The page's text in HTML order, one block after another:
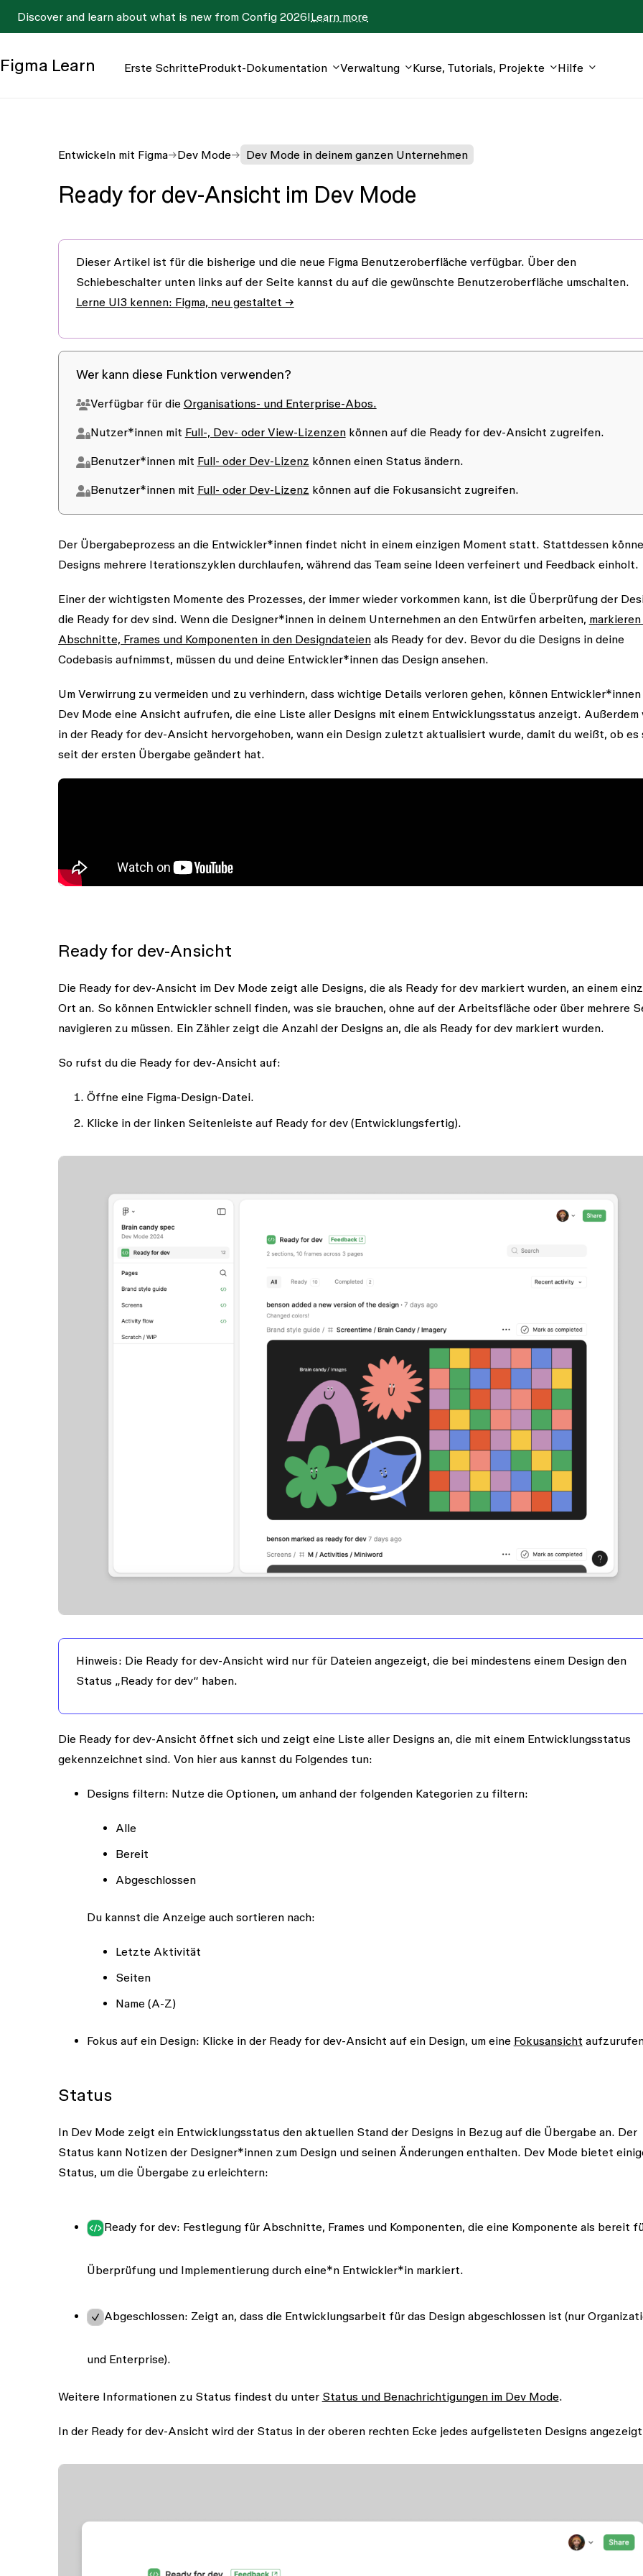
Discover and learn about what is new from Config 2026!Learn more
Figma Learn Erste SchritteProdukt-Dokumentation Verwaltung Kurse, Tutorials, Projekte Hilfe
Entwickeln mit Figma Dev Mode Dev Mode in deinem ganzen Unternehmen
Ready for dev-Ansicht im Dev Mode
Dieser Artikel ist für die bisherigeund die neue Figma Benutzeroberflächeverfügbar. Über den
Schiebeschalter unten links auf der Seite kannst du auf die gewünschte Benutzeroberfläche umschalten.
Lerne UI3 kennen: Figma, neu gestaltet →
Wer kann diese Funktion verwenden?
Verfügbar für die Organisations- und Enterprise-Abos.
Nutzer*innen mit Full-, Dev- oder View-Lizenzenkönnen auf die Ready for dev-Ansicht zugreifen.
Benutzer*innen mit Full- oder Dev-Lizenz können einen Status ändern.
Benutzer*innen mit Full- oder Dev-Lizenz können auf die Fokusansicht zugreifen.
Der Übergabeprozess an die Entwickler*innen findet nicht in einem einzigen Moment statt. Stattdessen
Designs mehrere Iterationszyklen durchlaufen, während das Team seine Ideen verfeinert und Feedback einholt.
Einer der wichtigsten Momente des Prozesses, der immer wieder vorkommen kann, ist die Überprüfung der
die Ready for dev sind. Wenn die Designer*innen in deinem Unternehmen an den Entwürfen arbeiten,
Abschnitte, Frames und Komponenten in den Designdateienals Ready for dev. Bevor du die Designs in deine
Codebasis aufnimmst, müssen du und deine Entwickler*innen das Design ansehen.
Um Verwirrung zu vermeiden und zu verhindern, dass wichtige Details verloren gehen, können Entwickler*innen
Dev Mode eine Ansicht aufrufen, die eine Liste aller Designs mit einem Entwicklungsstatus anzeigt. Außerdem
in der Ready for dev-Ansicht hervorgehoben, wann ein Design zuletzt aktualisiert wurde, damit du weißt, ob es
seit der ersten Übergabe geändert hat.
Ready for dev-Ansicht
Die Ready for dev-Ansicht im Dev Mode zeigt alle Designs, die als Ready for devmarkiert wurden, an einem
Ort an. So können Entwickler schnell finden, was sie brauchen, ohne auf der Arbeitsfläche oder über mehrere
navigieren zu müssen. Ein Zähler zeigt die Anzahl der Designs an, die als Ready for devmarkiert wurden.
So rufst du die Ready for dev-Ansicht auf:
Öffne eine Figma-Design-Datei.
Klicke in der linken Seitenleiste auf Ready for dev(Entwicklungsfertig).
Hinweis: Die Ready for dev-Ansicht wird nur für Dateien angezeigt, die bei mindestens einem Design den
Status „Ready for dev“ haben.
Die Ready for dev-Ansicht öffnet sich und zeigt eine Liste aller Designs an, die mit einem Entwicklungsstatus
gekennzeichnet sind. Von hier aus kannst du Folgendes tun:
Designs filtern: Nutze die Optionen, um anhand der folgenden Kategorien zu filtern:
Alle
Bereit
Abgeschlossen
Du kannst die Anzeige auch sortieren nach:
Letzte Aktivität
Seiten
Name (A-Z)
Fokus auf ein Design: Klicke in der Ready for dev-Ansicht auf ein Design, um eine Fokusansicht
Status
In Dev Mode zeigt ein Entwicklungsstatus den aktuellen Stand der Designs in Bezug auf die Übergabe an. Der
Status kann Notizen der Designer*innen zum Design und seinen Änderungen enthalten. Dev Mode bietet
Status, um die Übergabe zu erleichtern:
Ready for dev: Festlegung für Abschnitte, Frames und Komponenten, die eine Komponente als bereit
Überprüfung und Implementierung durch eine*n Entwickler*in markiert.
Abgeschlossen: Zeigt an, dass die Entwicklungsarbeit für das Design abgeschlossen ist (nur
und Enterprise).
Weitere Informationen zu Status findest du unter Status und Benachrichtigungen im Dev Mode.
In der Ready for dev-Ansicht wird der Status in der oberen rechten Ecke jedes aufgelisteten Designs